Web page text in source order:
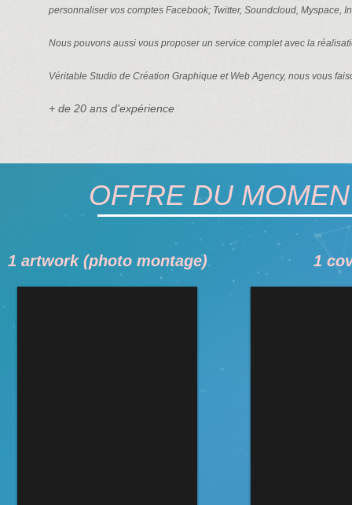
personnaliser vos comptes Facebook; Twitter, Soundcloud, Myspace,
Nous pouvons aussi vous proposer un service complet avec la
Véritable Studio de Création Graphique et Web Agency, nous vous
+ de 20 ans d'expérience
OFFRE DU
1 artwork (photo montage) 1